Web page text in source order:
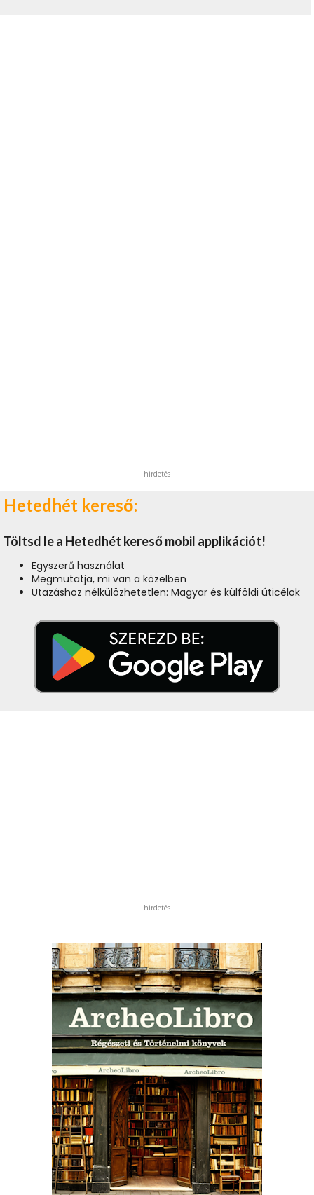
hirdetés
Hetedhét kereső:
Töltsd le a Hetedhét kereső mobil applikációt!
Egyszerű használat
Megmutatja, mi van a közelben
Utazáshoz nélkülözhetetlen: Magyar és külföldi úticélok
hirdetés